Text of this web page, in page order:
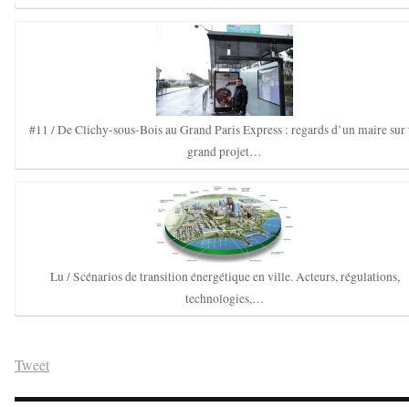
#11 / De Clichy-sous-Bois au Grand Paris Express : regards d’un maire sur
grand projet…
Lu / Scénarios de transition énergétique en ville. Acteurs, régulations,
technologies,…
Tweet